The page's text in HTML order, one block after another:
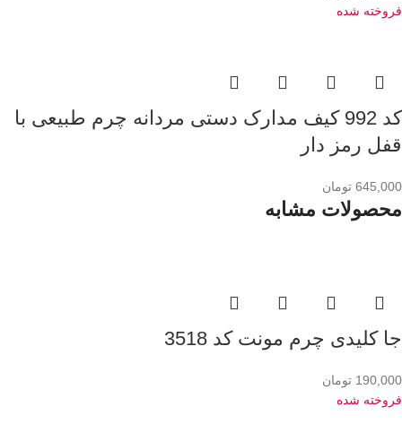
فروخته شده
کد 992 کیف مدارک دستی مردانه چرم طبیعی با
قفل رمز دار
645,000 تومان
محصولات مشابه
جا کلیدی چرم مونت کد 3518
190,000 تومان
فروخته شده